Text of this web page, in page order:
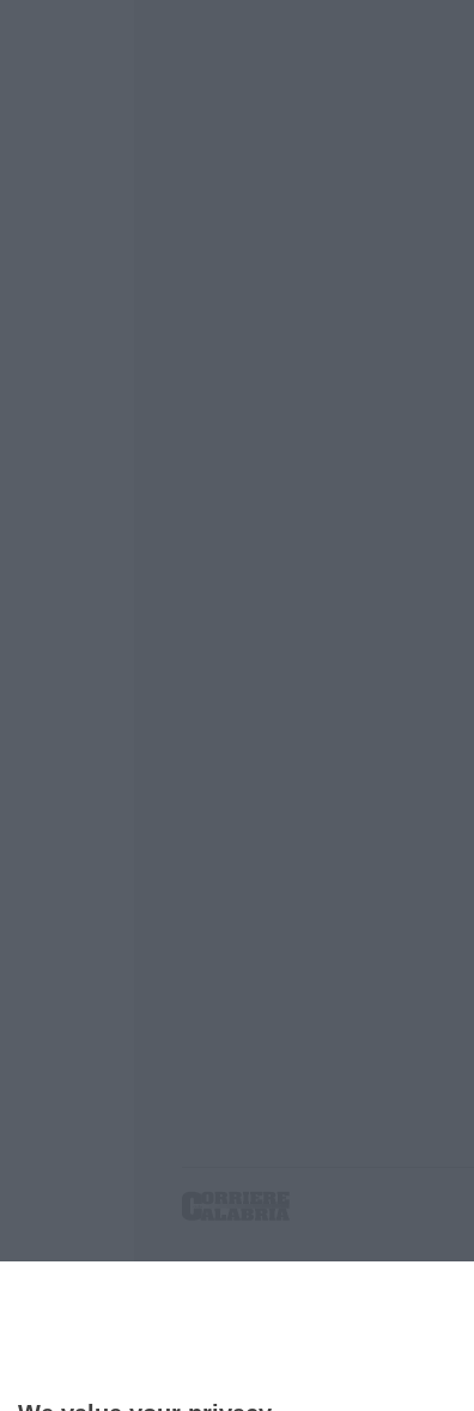
P.IVA. 03199620794, Via del mare 6/
Iscrizione tribunale di Lamezia Terme